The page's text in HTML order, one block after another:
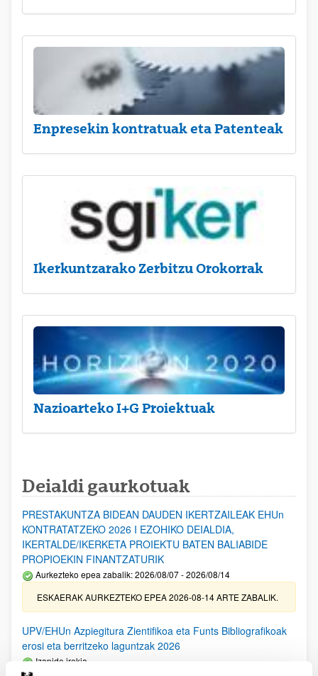
Enpresekin kontratuak eta Patenteak
Ikerkuntzarako Zerbitzu Orokorrak
Nazioarteko I+G Proiektuak
Deialdi gaurkotuak
PRESTAKUNTZA BIDEAN DAUDEN IKERTZAILEAK EHUn
KONTRATATZEKO 2026 I EZOHIKO DEIALDIA,
IKERTALDE/IKERKETA PROIEKTU BATEN BALIABIDE
PROPIOEKIN FINANTZATURIK
Aurkezteko epea zabalik: 2026/08/07 - 2026/08/14
ESKAERAK AURKEZTEKO EPEA 2026-08-14 ARTE ZABALIK.
UPV/EHUn Azpiegitura Zientifikoa eta Funts Bibliografikoak
erosi eta berritzeko laguntzak 2026
Izapide irekia